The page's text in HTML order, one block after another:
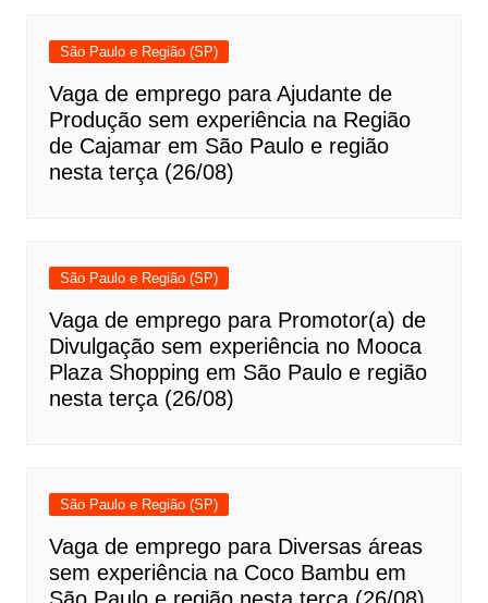
São Paulo e Região (SP)
Vaga de emprego para Ajudante de
Produção sem experiência na Região
de Cajamar em São Paulo e região
nesta terça (26/08)
São Paulo e Região (SP)
Vaga de emprego para Promotor(a) de
Divulgação sem experiência no Mooca
Plaza Shopping em São Paulo e região
nesta terça (26/08)
São Paulo e Região (SP)
Vaga de emprego para Diversas áreas
sem experiência na Coco Bambu em